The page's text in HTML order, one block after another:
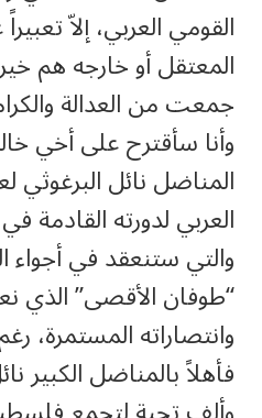
القومي العربي، إلاّ
المعتقل أو خارجه هم
جمعت من العدالة
وأنا سأقترح على أخي
المناضل نائل البرغوثي
والتي ستنعقد في أجواء
“طوفان الأقصى” الذي
وانتصاراته المستمرة،
فأهلاً بالمناضل الكبير